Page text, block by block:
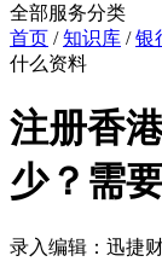
全部服务分类
首页 /知识库 /银
什么资料
注册香
少？需
录入编辑：迅捷